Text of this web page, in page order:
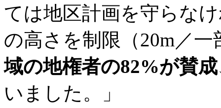
ては地区計画を守らな
の高さを制限（20m／一
域の地権者の82%が賛成
いました。」